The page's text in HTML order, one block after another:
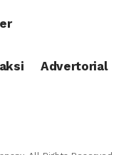
Advertorial